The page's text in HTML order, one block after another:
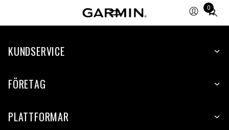
0
Total
items
cart:
KUNDSERVICE
FÖRETAG
PLATTFORMAR